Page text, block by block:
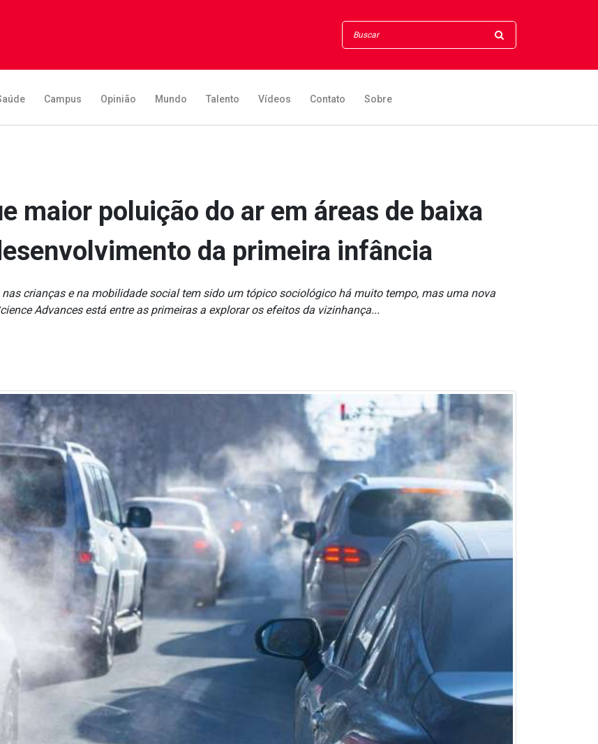
Campus Opinião Mundo Talento Vídeos Contato Sobre
maior poluição do ar em áreas de baixa
da primeira infância
crianças e na mobilidade social tem sido um tópico sociológico há muito tempo, mas uma nova
Advances está entre as primeiras a explorar os efeitos da vizinhança...